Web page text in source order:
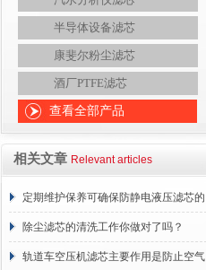
半导体设备滤芯
康斐尔粉尘滤芯
酒厂PTFE滤芯
查看全部产品
相关文章 Relevant articles
定期维护保养可确保防静电液压滤芯的
正常工作
除尘滤芯的清洗工作你做对了吗？
轨道车空压机滤芯主要作用是防止空气